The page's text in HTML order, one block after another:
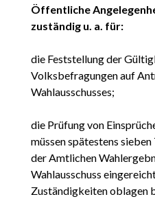
Öffentliche
zuständig u. a. für:
die Feststellung der
Volksbefragungen auf
Wahlausschusses;
die Prüfung von
müssen spätestens
der Amtlichen
Wahlausschuss
Zuständigkeiten oblagen